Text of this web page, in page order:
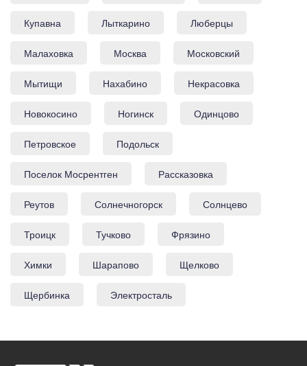
Купавна Лыткарино Люберцы
Малаховка Москва Московский
Мытищи Нахабино Некрасовка
Новокосино Ногинск Одинцово
Петровское Подольск
Поселок Мосрентген Рассказовка
Реутов Солнечногорск Солнцево
Троицк Тучково Фрязино
Химки Шарапово Щелково
Щербинка Электросталь